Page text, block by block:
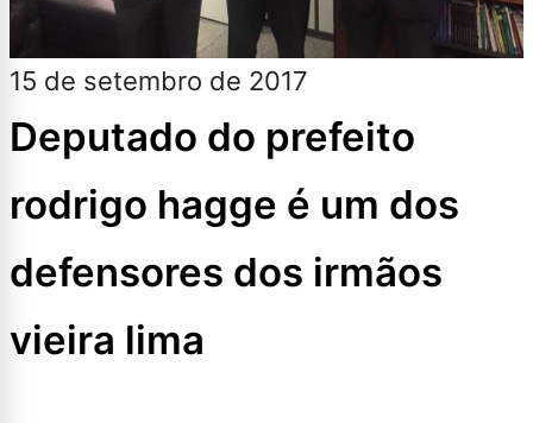
15 de setembro de 2017
Deputado do prefeito
rodrigo hagge é um dos
defensores dos irmãos
vieira lima